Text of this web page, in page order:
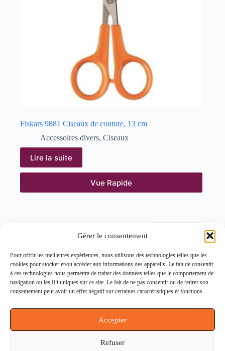
Gérer le consentement
Pour offrir les meilleures expériences, nous utilisons des technologies telles que les
cookies pour stocker et/ou accéder aux informations des appareils. Le fait de consentir
à ces technologies nous permettra de traiter des données telles que le comportement de
navigation ou les ID uniques sur ce site. Le fait de ne pas consentir ou de retirer son
consentement peut avoir un effet négatif sur certaines caractéristiques et fonctions.
Accepter
Refuser
Fiskars 9881 Ciseaux de couture, 13 cm
Accessoires divers, Ciseaux
Lire la suite
Vue Rapide
Notre histoire
Conditions générales de ventes (CGV)
Politique de confidentialité (RGPD)
Politique de cookies
Mentions légales
Informations
164 rue du Faubourg Saint Martin, 75010 Paris